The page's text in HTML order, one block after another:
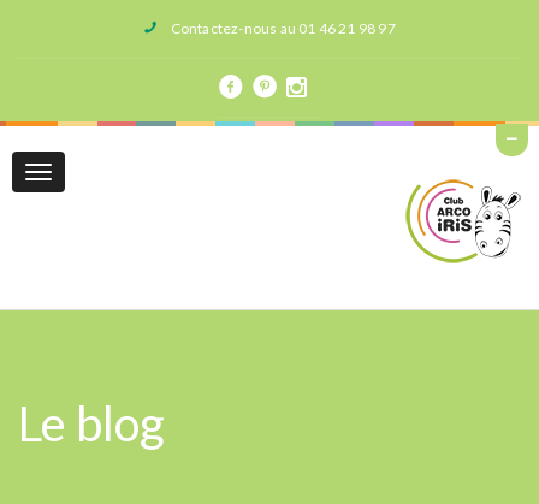
Contactez-nous au 01 46 21 98 97
Le blog